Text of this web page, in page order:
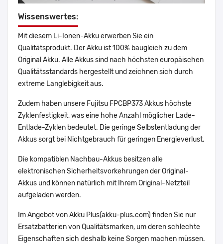
Wissenswertes:
Mit diesem Li-Ionen-Akku erwerben Sie ein
Qualitätsprodukt. Der Akku ist 100% baugleich zu dem
Original Akku. Alle Akkus sind nach höchsten europäischen
Qualitätsstandards hergestellt und zeichnen sich durch
extreme Langlebigkeit aus.
Zudem haben unsere Fujitsu FPCBP373 Akkus höchste
Zyklenfestigkeit, was eine hohe Anzahl möglicher Lade-
Entlade-Zyklen bedeutet. Die geringe Selbstentladung der
Akkus sorgt bei Nichtgebrauch für geringen Energieverlust.
Die kompatiblen Nachbau-Akkus besitzen alle
elektronischen Sicherheitsvorkehrungen der Original-
Akkus und können natürlich mit Ihrem Original-Netzteil
aufgeladen werden.
Im Angebot von Akku Plus(akku-plus.com) finden Sie nur
Ersatzbatterien von Qualitätsmarken, um deren schlechte
Eigenschaften sich deshalb keine Sorgen machen müssen.